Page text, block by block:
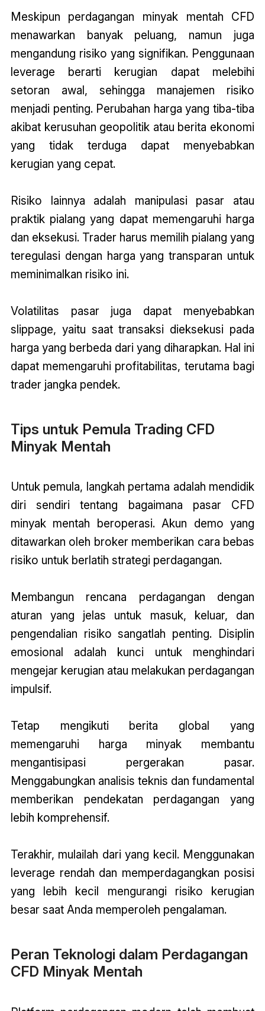
Meskipun perdagangan minyak mentah CFD
menawarkan banyak peluang, namun juga
mengandung risiko yang signifikan. Penggunaan
leverage berarti kerugian dapat melebihi
setoran awal, sehingga manajemen risiko
menjadi penting. Perubahan harga yang tiba-tiba
akibat kerusuhan geopolitik atau berita ekonomi
yang tidak terduga dapat menyebabkan
kerugian yang cepat.
Risiko lainnya adalah manipulasi pasar atau
praktik pialang yang dapat memengaruhi harga
dan eksekusi. Trader harus memilih pialang yang
teregulasi dengan harga yang transparan untuk
meminimalkan risiko ini.
Volatilitas pasar juga dapat menyebabkan
slippage, yaitu saat transaksi dieksekusi pada
harga yang berbeda dari yang diharapkan. Hal ini
dapat memengaruhi profitabilitas, terutama bagi
trader jangka pendek.
Tips untuk Pemula Trading CFD
Minyak Mentah
Untuk pemula, langkah pertama adalah mendidik
diri sendiri tentang bagaimana pasar CFD
minyak mentah beroperasi. Akun demo yang
ditawarkan oleh broker memberikan cara bebas
risiko untuk berlatih strategi perdagangan.
Membangun rencana perdagangan dengan
aturan yang jelas untuk masuk, keluar, dan
pengendalian risiko sangatlah penting. Disiplin
emosional adalah kunci untuk menghindari
mengejar kerugian atau melakukan perdagangan
impulsif.
Tetap mengikuti berita global yang
memengaruhi harga minyak membantu
mengantisipasi pergerakan pasar.
Menggabungkan analisis teknis dan fundamental
memberikan pendekatan perdagangan yang
lebih komprehensif.
Terakhir, mulailah dari yang kecil. Menggunakan
leverage rendah dan memperdagangkan posisi
yang lebih kecil mengurangi risiko kerugian
besar saat Anda memperoleh pengalaman.
Peran Teknologi dalam Perdagangan
CFD Minyak Mentah